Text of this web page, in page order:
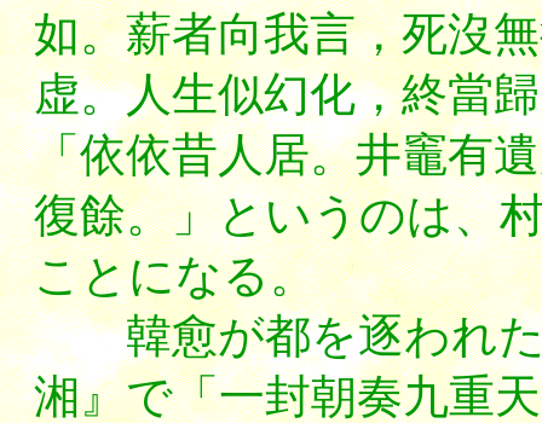
如。薪者向我言，死沒
虚。人生似幻化，終當
「依依昔人居。井竈有
復餘。」というのは、
ことになる。
韓愈が都を逐われた
湘』で「一封朝奏九重